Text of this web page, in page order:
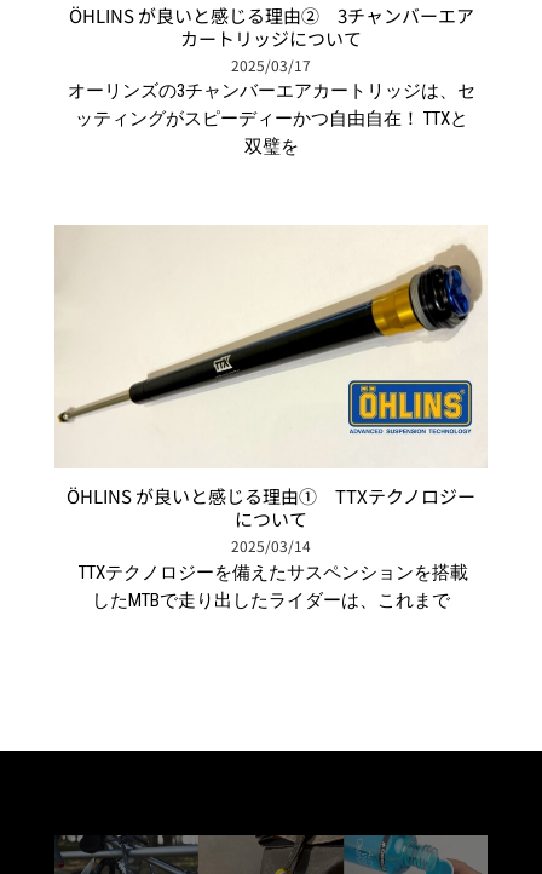
ÖHLINS が良いと感じる理由② 3チャンバーエア
カートリッジについて
2025/03/17
オーリンズの3チャンバーエアカートリッジは、セ
ッティングがスピーディーかつ自由自在！ TTXと
双璧を
ÖHLINS が良いと感じる理由① TTXテクノロジー
について
2025/03/14
TTXテクノロジーを備えたサスペンションを搭載
したMTBで走り出したライダーは、これまで